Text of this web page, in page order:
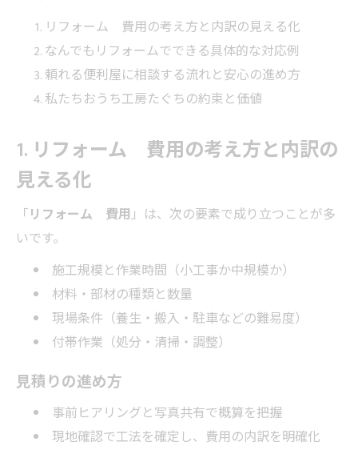
リフォーム 費用の考え方と内訳の見える化
なんでもリフォームでできる具体的な対応例
頼れる便利屋に相談する流れと安心の進め方
私たちおうち工房たぐちの約束と価値
1. リフォーム 費用の考え方と内訳の
見える化
「リフォーム 費用」は、次の要素で成り立つことが多
いです。
施工規模と作業時間（小工事か中規模か）
材料・部材の種類と数量
現場条件（養生・搬入・駐車などの難易度）
付帯作業（処分・清掃・調整）
見積りの進め方
事前ヒアリングと写真共有で概算を把握
現地確認で工法を確定し、費用の内訳を明確化